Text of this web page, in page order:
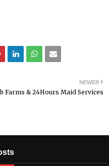
NEWER
Farms & 24Hours Maid Services